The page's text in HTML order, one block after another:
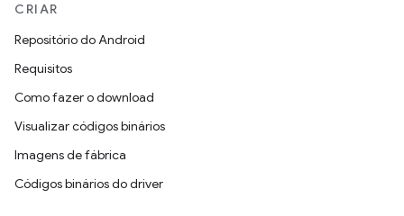
CRIAR
Repositório do Android
Requisitos
Como fazer o download
Visualizar códigos binários
Imagens de fábrica
Códigos binários do driver